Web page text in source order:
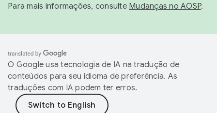
Para mais informações, consulte Mudanças no AOSP.
O Google usa tecnologia de IA na tradução de
conteúdos para seu idioma de preferência. As
traduções com IA podem ter erros.